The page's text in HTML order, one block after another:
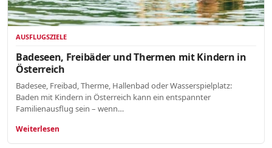
AUSFLUGSZIELE
Badeseen, Freibäder und Thermen mit Kindern in
Österreich
Badesee, Freibad, Therme, Hallenbad oder Wasserspielplatz:
Baden mit Kindern in Österreich kann ein entspannter
Familienausflug sein – wenn…
Weiterlesen